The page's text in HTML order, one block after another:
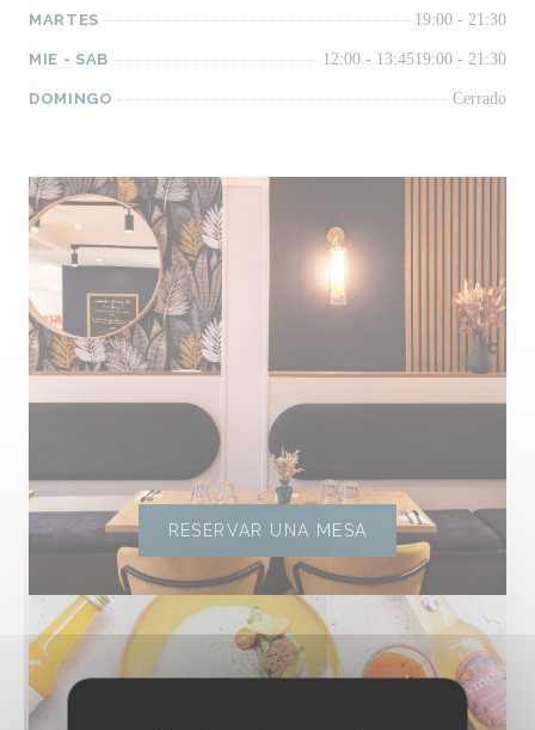
MARTES 19:00 - 21:30
MIE - SAB 12:00 - 13:4519:00 - 21:30
DOMINGO Cerrado
RESERVAR UNA MESA